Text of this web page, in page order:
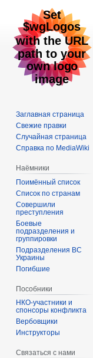
Заглавная страница
Свежие правки
Случайная страница
Справка по MediaWiki
Наёмники
Поимённый список
Список по странам
Совершили
преступления
Боевые
подразделения и
группировки
Подразделения ВС
Украины
Погибшие
Пособники
спонсоры конфликта
‏‎Вербовщики
Инструкторы
Связаться с нами